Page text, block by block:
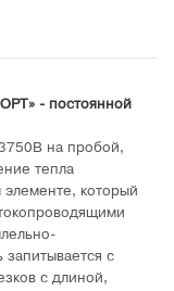
- постоянной
на пробой,
тепла
элементе, который
с
с длиной,